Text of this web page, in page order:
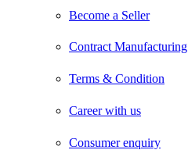
Become a Seller
Contract Manufacturing
Terms & Condition
Career with us
Consumer enquiry